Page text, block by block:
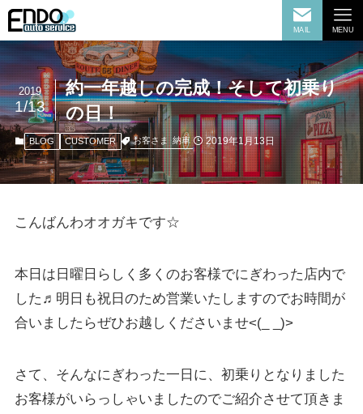
MAIL MENU
約一年越しの完成！そして初乗り
の日！
2019
1/13
BLOG CUSTOMER お客さま 納車 2019年1月13日
こんばんわオオガキです☆
本日は日曜日らしく多くのお客様でにぎわった店内で
した♬明日も祝日のため営業いたしますのでお時間が
合いましたらぜひお越しくださいませ<(_ _)>
さて、そんなにぎわった一日に、初乗りとなりました
お客様がいらっしゃいましたのでご紹介させて頂きま